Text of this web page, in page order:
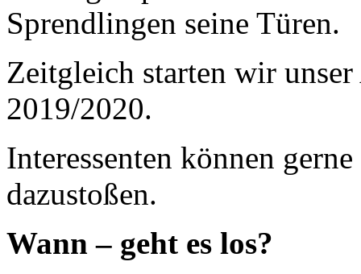
Sprendlingen seine Türen.
Zeitgleich starten wir
2019/2020.
Interessenten können
dazustoßen.
Wann – geht es los?